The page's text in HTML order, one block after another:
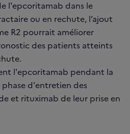
l'epcoritamab dans le
ou en rechute, l’ajout
R2 pourrait améliorer
des patients atteints
l'epcoritamab pendant la
d'entretien des
et rituximab de leur prise en